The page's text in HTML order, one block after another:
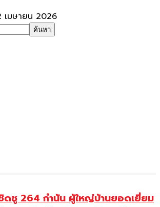
เมษายน 2026
ดชู 264 กำนัน ผู้ใหญ่บ้านยอดเยี่ยม